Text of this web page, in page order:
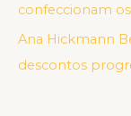
confeccionam
Ana Hickmann
descontos